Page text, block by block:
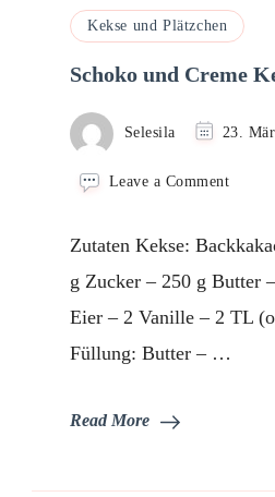
Kekse und Plätzchen
Schoko und Creme
Selesila 23.
Leave a Commenton
Creme
Zutaten Kekse:
g Zucker – 250 g Butter
Eier – 2 Vanille – 2 TL
Füllung: Butter – …
Read More